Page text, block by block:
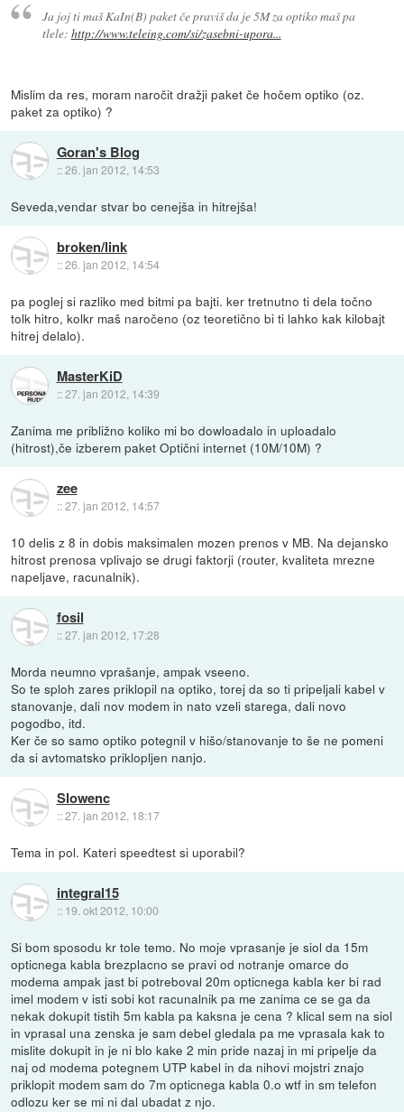
Ja joj ti maš KaIn(B) paket če praviš da je 5M za optiko maš pa
tlele: http://www.teleing.com/si/zasebni-upora...
Mislim da res, moram naročit dražji paket če hočem optiko (oz.
paket za optiko) ?
Goran's Blog
::26. jan 2012, 14:53
Seveda,vendar stvar bo cenejša in hitrejša!
broken/link
::26. jan 2012, 14:54
pa poglej si razliko med bitmi pa bajti. ker tretnutno ti dela točno
tolk hitro, kolkr maš naročeno (oz teoretično bi ti lahko kak kilobajt
hitrej delalo).
MasterKiD
::27. jan 2012, 14:39
Zanima me približno koliko mi bo dowloadalo in uploadalo
(hitrost),če izberem paket Optični internet (10M/10M) ?
zee
::27. jan 2012, 14:57
10 delis z 8 in dobis maksimalen mozen prenos v MB. Na dejansko
hitrost prenosa vplivajo se drugi faktorji (router, kvaliteta mrezne
napeljave, racunalnik).
fosil
::27. jan 2012, 17:28
Morda neumno vprašanje, ampak vseeno.
So te sploh zares priklopil na optiko, torej da so ti pripeljali kabel v
stanovanje, dali nov modem in nato vzeli starega, dali novo
pogodbo, itd.
Ker če so samo optiko potegnil v hišo/stanovanje to še ne pomeni
da si avtomatsko priklopljen nanjo.
Slowenc
::27. jan 2012, 18:17
Tema in pol. Kateri speedtest si uporabil?
integral15
:: 19. okt 2012, 10:00
Si bom sposodu kr tole temo. No moje vprasanje je siol da 15m
opticnega kabla brezplacno se pravi od notranje omarce do
modema ampak jast bi potreboval 20m opticnega kabla ker bi rad
imel modem v isti sobi kot racunalnik pa me zanima ce se ga da
nekak dokupit tistih 5m kabla pa kaksna je cena ? klical sem na siol
in vprasal una zenska je sam debel gledala pa me vprasala kak to
mislite dokupit in je ni blo kake 2 min pride nazaj in mi pripelje da
naj od modema potegnem UTP kabel in da nihovi mojstri znajo
priklopit modem sam do 7m opticnega kabla 0.o wtf in sm telefon
odlozu ker se mi ni dal ubadat z njo.